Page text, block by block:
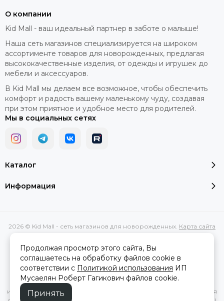
Каталог
Информация
О компании
Kid Mall - ваш идеальный партнер в заботе о малыше!
Наша сеть магазинов специализируется на широком
ассортименте товаров для новорожденных, предлагая
высококачественные изделия, от одежды и игрушек до
мебели и аксессуаров.
В Kid Mall мы делаем все возможное, чтобы обеспечить
комфорт и радость вашему маленькому чуду, создавая
при этом приятное и удобное место для родителей.
Мы в социальных сетях
2026 © Kid Mall - сеть магазинов для новорожденных. Карта сайта
Вся представленная на сайте информация, касающаяся
характеристик, стоимости товаров и услуг, носит
информационный характер и ни при каких условиях не является
Продолжая просмотр этого сайта, Вы
соглашаетесь на обработку файлов cookie в
соответствии с Политикой использования ИП
Мусаелян Роберт Гагикович файлов cookie.
Принять